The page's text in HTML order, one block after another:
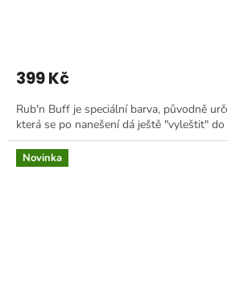
399 Kč
Rub'n Buff je speciální barva, původně
která se po nanešení dá ještě "vyleštit"
Novinka